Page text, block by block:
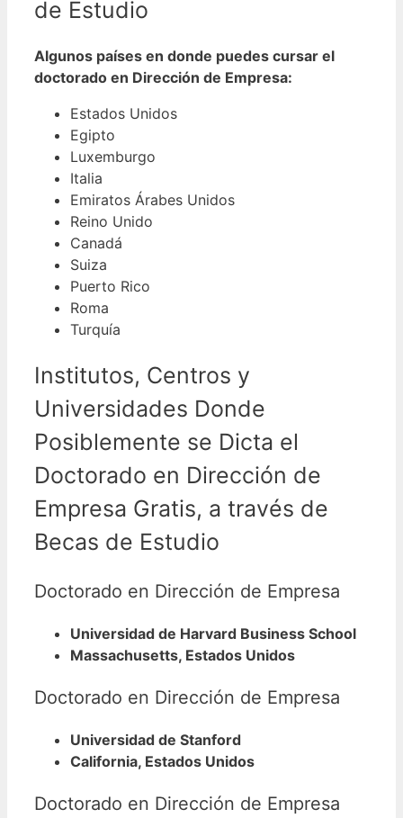
de Estudio
Algunos países en donde puedes cursar el
doctorado en Dirección de Empresa:
Estados Unidos
Egipto
Luxemburgo
Italia
Emiratos Árabes Unidos
Reino Unido
Canadá
Suiza
Puerto Rico
Roma
Turquía
Institutos, Centros y
Universidades Donde
Posiblemente se Dicta el
Doctorado en Dirección de
Empresa Gratis, a través de
Becas de Estudio
Doctorado en Dirección de Empresa
Universidad de Harvard Business School
Massachusetts, Estados Unidos
Doctorado en Dirección de Empresa
Universidad de Stanford
California, Estados Unidos
Doctorado en Dirección de Empresa